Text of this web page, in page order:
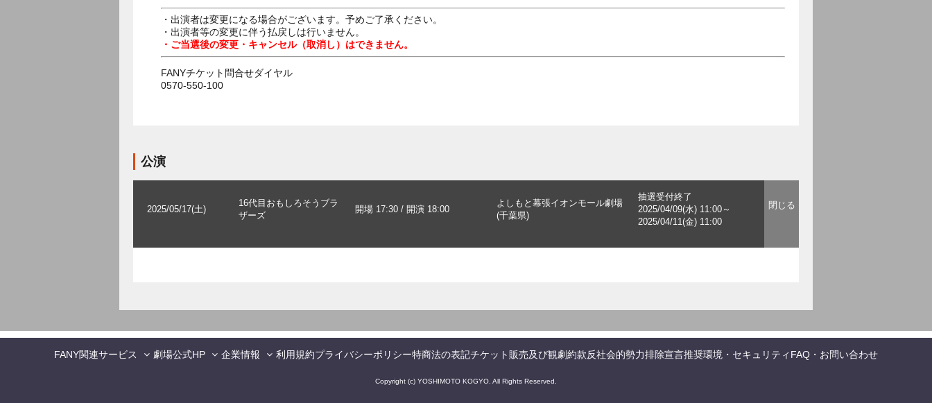
・出演者は変更になる場合がございます。予めご了承ください。
・出演者等の変更に伴う払戻しは行いません。
・ご当選後の変更・キャンセル（取消し）はできません。
FANYチケット問合せダイヤル
0570-550-100
公演
2025/05/17(土)
16代目おもしろそうブラ
ザーズ
開場 17:30 / 開演 18:00
よしもと幕張イオンモール劇場
(千葉県)
抽選受付終了
2025/04/09(水) 11:00～
2025/04/11(金) 11:00
FANY関連サービス 劇場公式HP 企業情報 利用規約プライバシーポリシー特商法の表記チケット販売及び観劇約款反社会的勢力排除宣言推奨環境・セキュリティ FAQ・お問い合わせ
Copyright (c) YOSHIMOTO KOGYO. All Rights Reserved.